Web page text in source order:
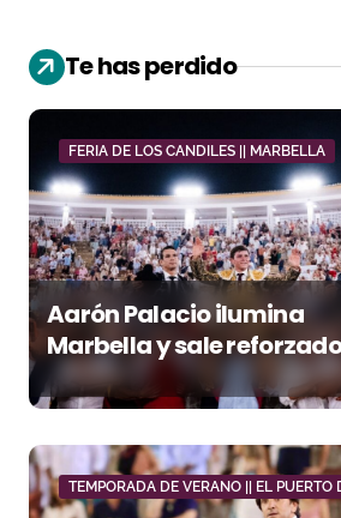
Te has perdido
FERIA DE LOS CANDILES || MARBELLA
Aarón Palacio ilumina
Marbella y sale reforzado
junto a Manzanares y
Morante
TEMPORADA DE VERANO || EL PUERTO